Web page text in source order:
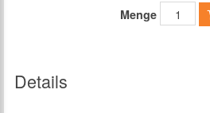
Menge
Details